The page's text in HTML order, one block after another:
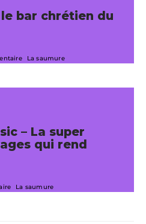
bar chrétien du
La saumure
– La super
qui rend
La saumure